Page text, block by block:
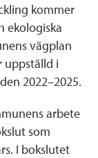
kommer
ekologiska
vägplan
uppställd i
2022–2025.
arbete
som
I bokslutet